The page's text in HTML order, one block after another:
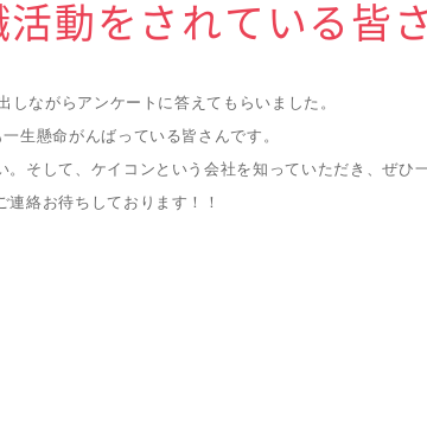
動をされている皆
ながらアンケートに答えてもらいました。
生懸命がんばっている皆さんです。
。そして、ケイコンという会社を知っていただき、ぜ